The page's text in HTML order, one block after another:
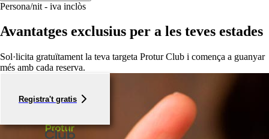
Persona/nit - iva inclòs
Avantatges exclusius per a les teves estades
Sol·licita gratuïtament la teva targeta Protur Club i comença a guanyar
més amb cada reserva.
Registra't gratis